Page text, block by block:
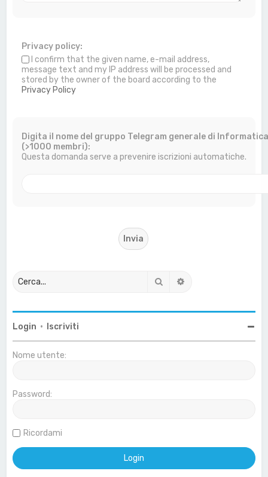
Privacy policy:
I confirm that the given name, e-mail address,
message text and my IP address will be processed and
stored by the owner of the board according to the
Privacy Policy
Digita il nome del gruppo Telegram generale di
(>1000 membri):
Questa domanda serve a prevenire iscrizioni automatiche.
Cerca
Login • Iscriviti
Nome utente:
Password:
Ricordami